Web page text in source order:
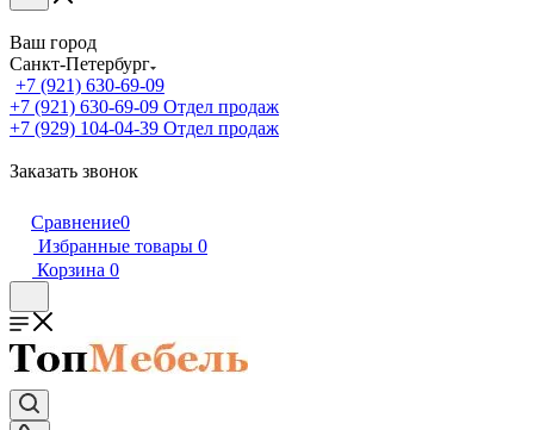
Ваш город
Санкт-Петербург
+7 (921) 630-69-09
+7 (921) 630-69-09 Отдел продаж
+7 (929) 104-04-39 Отдел продаж
Заказать звонок
Сравнение0
Избранные товары 0
Корзина 0